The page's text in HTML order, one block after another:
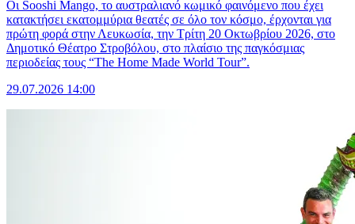
Οι Sooshi Mango, το αυστραλιανό κωμικό φαινόμενο που έχει
κατακτήσει εκατομμύρια θεατές σε όλο τον κόσμο, έρχονται για
πρώτη φορά στην Λευκωσία, την Τρίτη 20 Οκτωβρίου 2026, στο
Δημοτικό Θέατρο Στροβόλου, στο πλαίσιο της παγκόσμιας
περιοδείας τους “The Home Made World Tour”.
29.07.2026 14:00